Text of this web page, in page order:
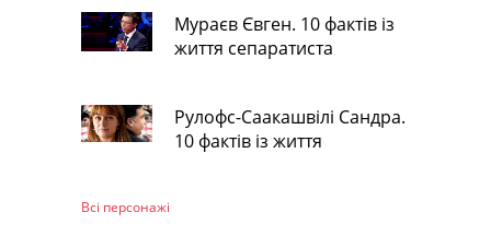
Мураєв Євген. 10 фактів із
життя сепаратиста
Рулофс-Саакашвілі Сандра.
10 фактів із життя
Всі персонажi